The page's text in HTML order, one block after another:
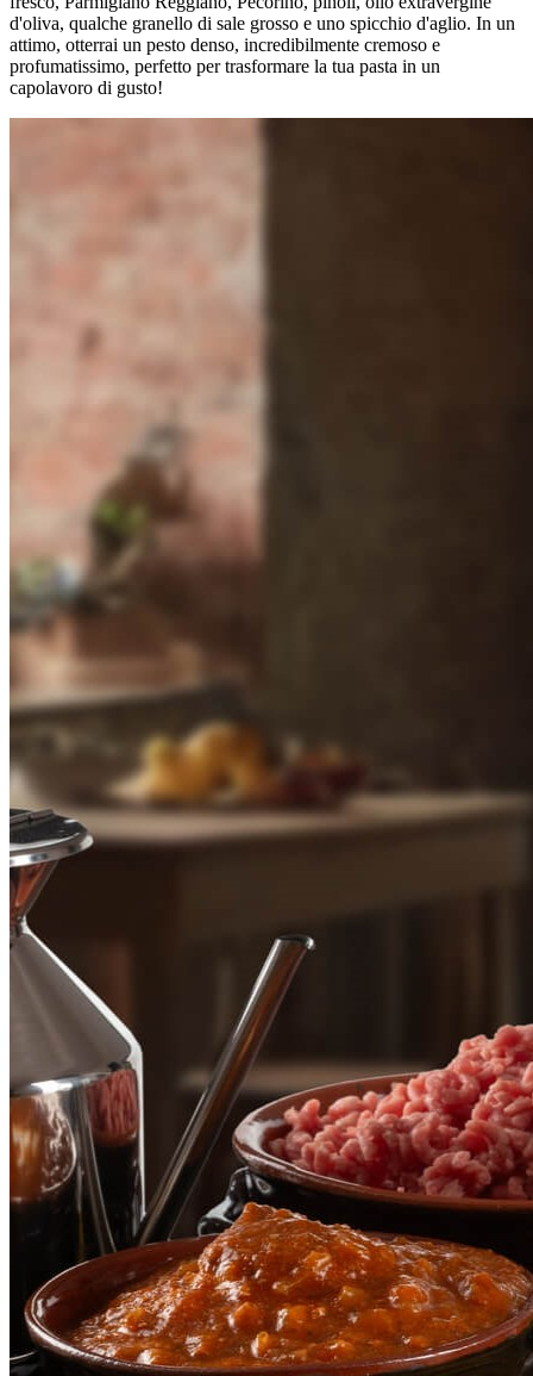
d'oliva, qualche granello di sale grosso e uno spicchio d'aglio. In un
attimo, otterrai un pesto denso, incredibilmente cremoso e
profumatissimo, perfetto per trasformare la tua pasta in un
capolavoro di gusto!